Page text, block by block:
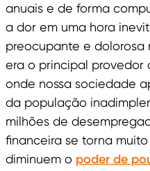
anuais e de forma
a dor em uma hora
preocupante e
era o principal provedor
onde nossa sociedade
da população
milhões de
financeira se torna
diminuem o poder de